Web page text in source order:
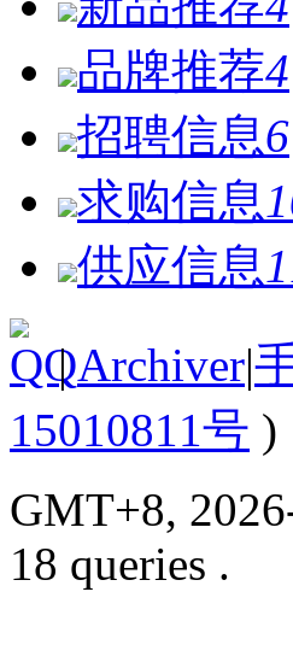
品牌推荐4
招聘信息6
求购信息
供应信息
| Archiver|
15010811号 )
GMT+8,
18 queries .